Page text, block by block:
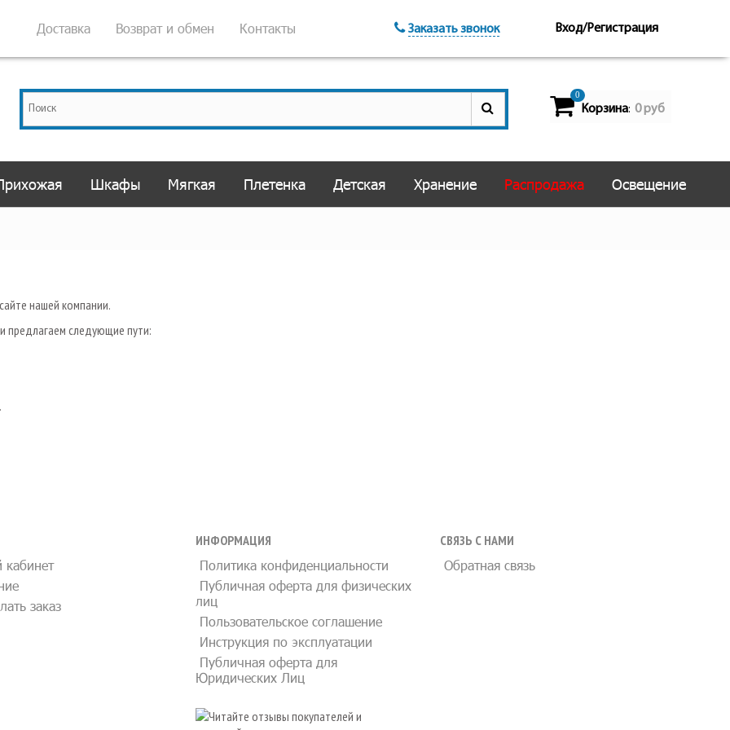
Доставка Возврат и обмен Контакты Заказать звонок Вход/Регистрация
0
Корзина: 0 руб
Шкафы Мягкая Плетенка Детская Хранение Распродажа Освещение
нашей компании.
предлагаем следующие пути:
заказ
ИНФОРМАЦИЯ
Политика конфиденциальности
Публичная оферта для физических
лиц
Пользовательское соглашение
Инструкция по эксплуатации
Публичная оферта для
Юридических Лиц
СВЯЗЬ С НАМИ
Обратная связь